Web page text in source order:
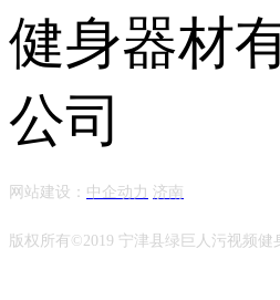
网站建设： 中企动力 济南
版权所有©2019 宁津县绿巨人污视频健